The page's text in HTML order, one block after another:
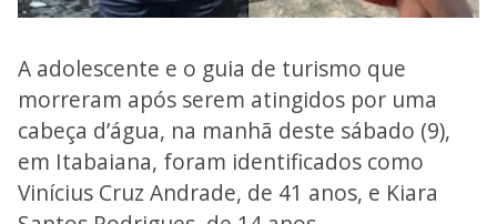
A adolescente e o guia de turismo que
morreram após serem atingidos por uma
cabeça d’água, na manhã deste sábado (9),
em Itabaiana, foram identificados como
Vinícius Cruz Andrade, de 41 anos, e Kiara